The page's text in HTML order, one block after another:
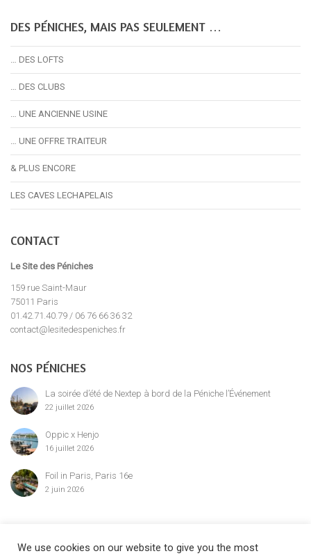
DES PÉNICHES, MAIS PAS SEULEMENT …
… DES LOFTS
… DES CLUBS
… UNE ANCIENNE USINE
… UNE OFFRE TRAITEUR
& PLUS ENCORE
LES CAVES LECHAPELAIS
CONTACT
Le Site des Péniches
159 rue Saint-Maur
75011 Paris
01.42.71.40.79 / 06 76 66 36 32
contact@lesitedespeniches.fr
NOS PÉNICHES
La soirée d’été de Nextep à bord de la Péniche l’Événement
22 juillet 2026
Oppic x Henjo
16 juillet 2026
Foil in Paris, Paris 16e
2 juin 2026
We use cookies on our website to give you the most